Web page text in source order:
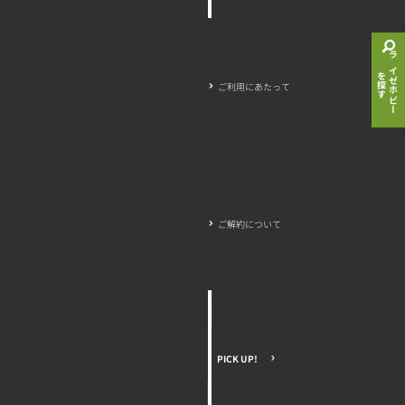
ライゼホビー
を探す
ご利用にあたって
ご解約について
PICK UP!